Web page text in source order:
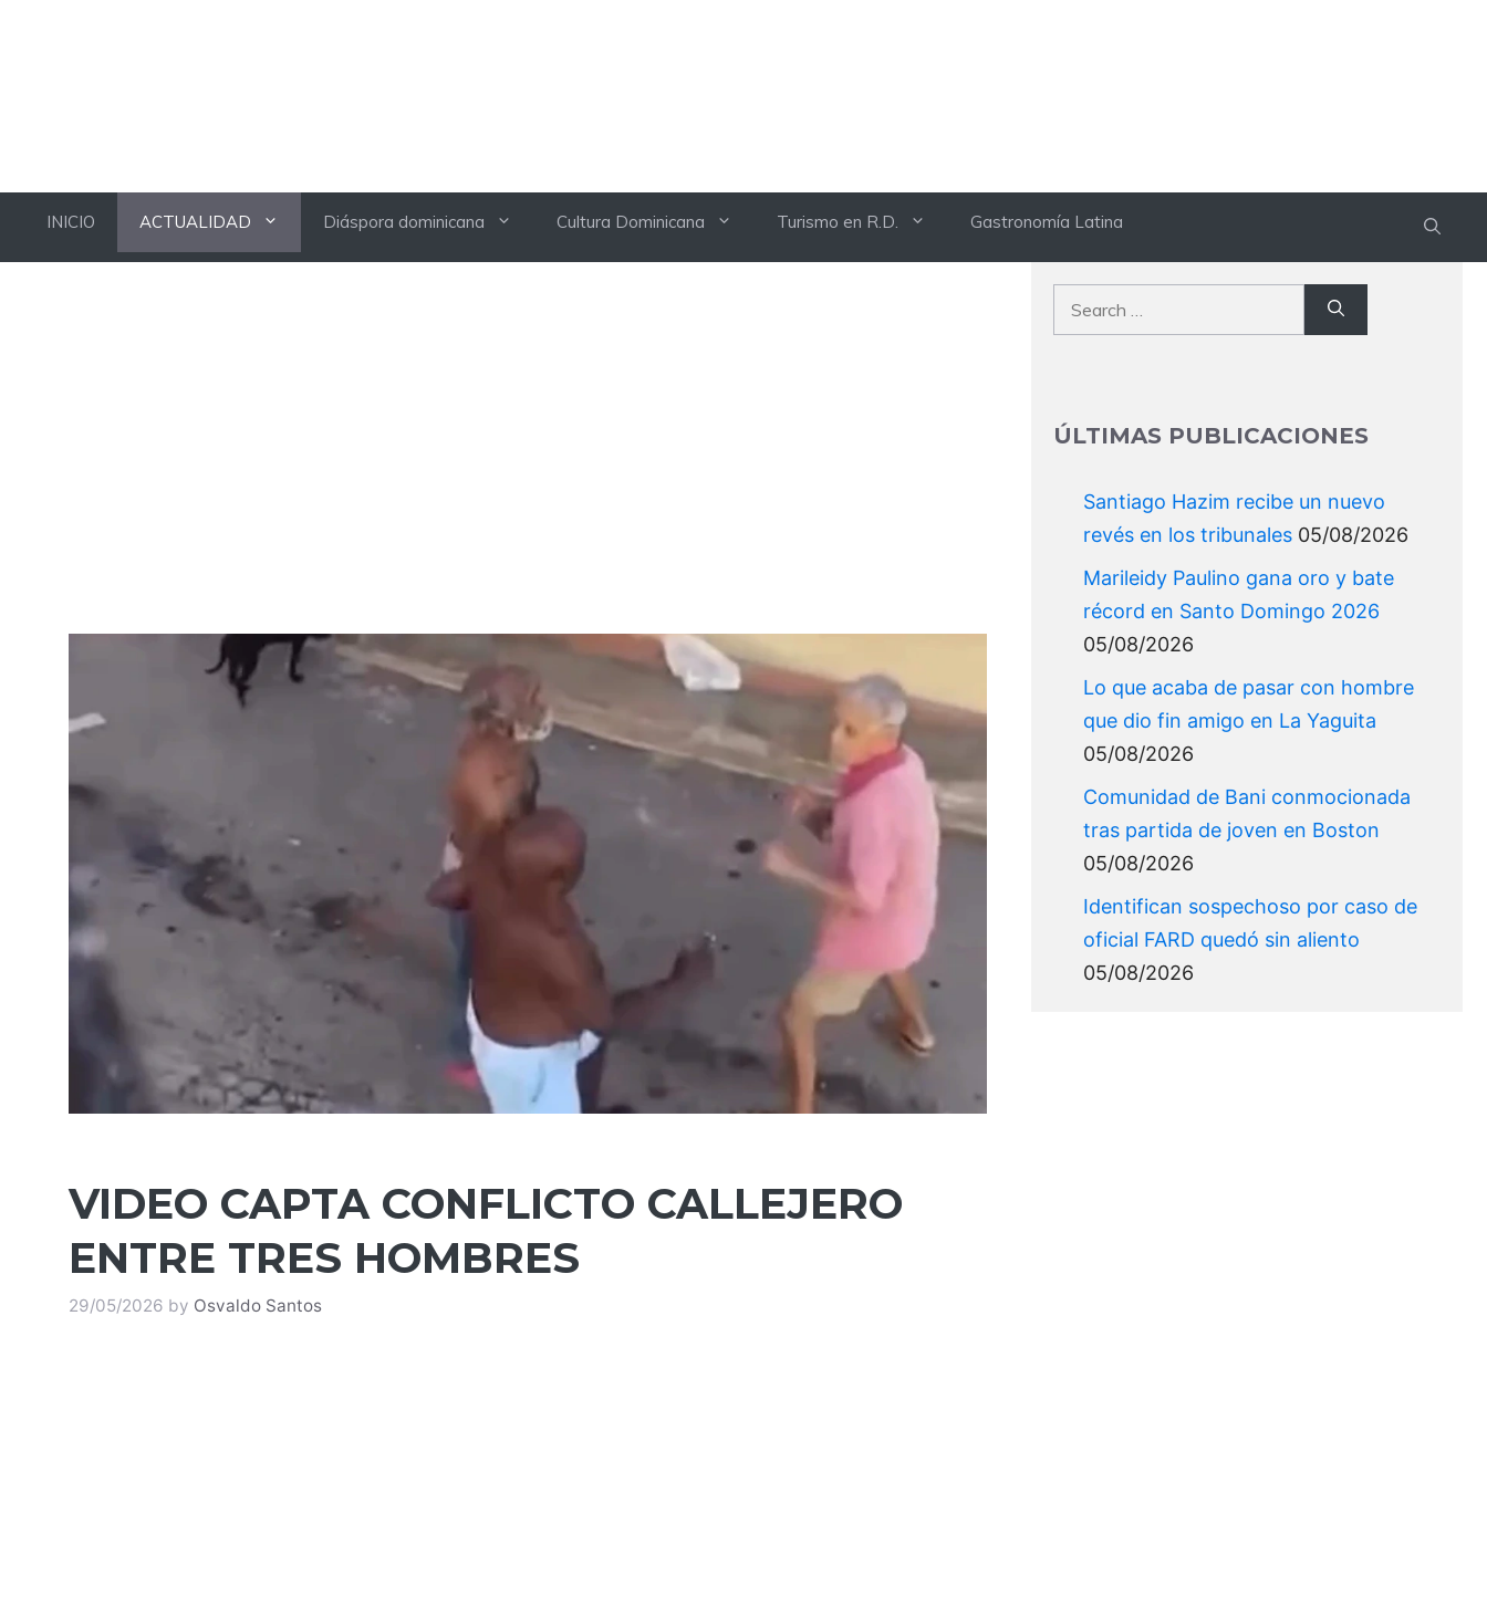
INICIO ACTUALIDAD Diáspora dominicana Cultura Dominicana Turismo en R.D. Gastronomía Latina
VIDEO CAPTA CONFLICTO CALLEJERO
ENTRE TRES HOMBRES
29/05/2026 by Osvaldo Santos
Search
for:
ÚLTIMAS PUBLICACIONES
Santiago Hazim recibe un nuevo
revés en los tribunales 05/08/2026
Marileidy Paulino gana oro y bate
récord en Santo Domingo 2026
05/08/2026
Lo que acaba de pasar con hombre
que dio fin amigo en La Yaguita
05/08/2026
Comunidad de Bani conmocionada
tras partida de joven en Boston
05/08/2026
Identifican sospechoso por caso de
oficial FARD quedó sin aliento
05/08/2026